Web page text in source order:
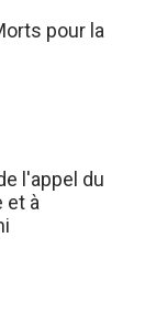
pour la
l'appel du
et à